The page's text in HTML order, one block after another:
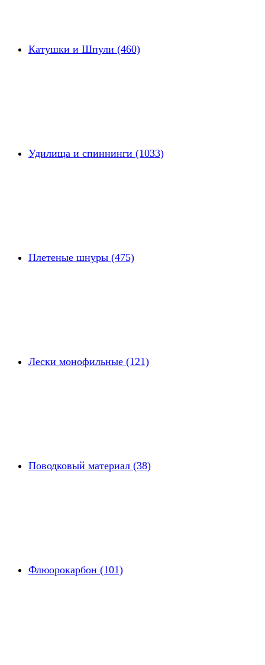
Катушки и Шпули (460)
Удилища и спиннинги (1033)
Плетеные шнуры (475)
Лески монофильные (121)
Поводковый материал (38)
Флюорокарбон (101)